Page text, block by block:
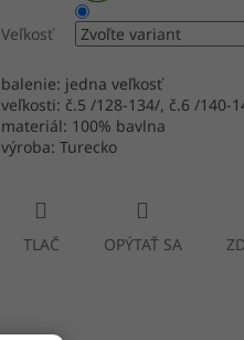
Veľkosť
balenie: jedna veľkosť
veľkosti: č.5 /128-134/, č.6 /140-
materiál: 100% bavlna
výroba: Turecko
TLAČ OPÝTAŤ SA